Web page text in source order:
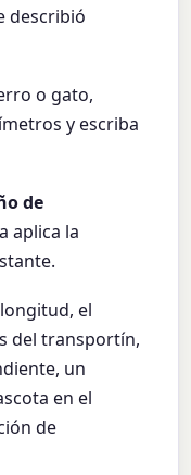
describió
o gato,
y escriba
de
aplica la
el
del transportín,
un
en el
de